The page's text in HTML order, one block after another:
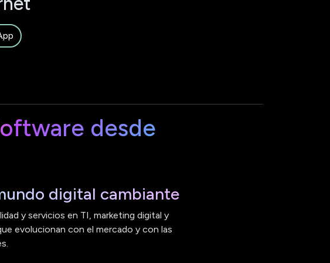
desde
digital cambiante
y servicios en TI, marketing digital y
evolucionan con el mercado y con las